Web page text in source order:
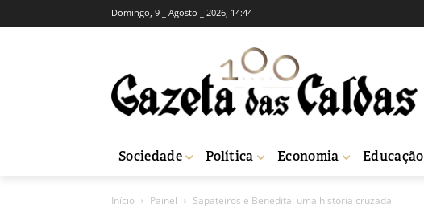
Domingo, 9 _ Agosto _ 2026, 14:44
Sociedade Política Economia Educação
Início Painel Sapateiros e Benedita: uma história cruzada